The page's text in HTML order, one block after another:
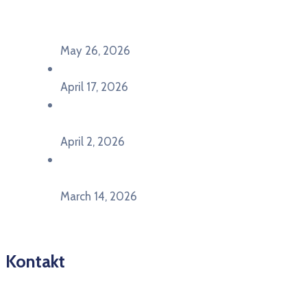
May 26, 2026
April 17, 2026
April 2, 2026
March 14, 2026
Kontakt